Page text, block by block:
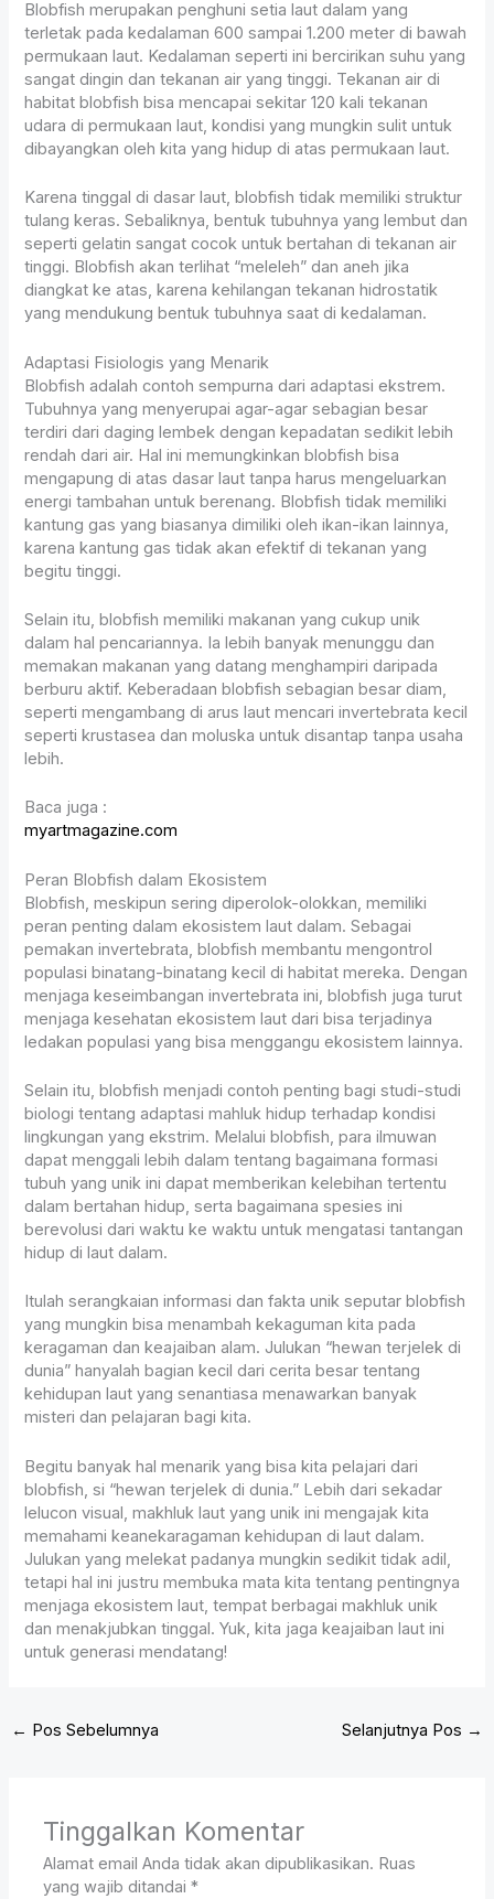
Blobfish merupakan penghuni setia laut dalam yang
terletak pada kedalaman 600 sampai 1.200 meter di bawah
permukaan laut. Kedalaman seperti ini bercirikan suhu yang
sangat dingin dan tekanan air yang tinggi. Tekanan air di
habitat blobfish bisa mencapai sekitar 120 kali tekanan
udara di permukaan laut, kondisi yang mungkin sulit untuk
dibayangkan oleh kita yang hidup di atas permukaan laut.
Karena tinggal di dasar laut, blobfish tidak memiliki struktur
tulang keras. Sebaliknya, bentuk tubuhnya yang lembut dan
seperti gelatin sangat cocok untuk bertahan di tekanan air
tinggi. Blobfish akan terlihat “meleleh” dan aneh jika
diangkat ke atas, karena kehilangan tekanan hidrostatik
yang mendukung bentuk tubuhnya saat di kedalaman.
Adaptasi Fisiologis yang Menarik
Blobfish adalah contoh sempurna dari adaptasi ekstrem.
Tubuhnya yang menyerupai agar-agar sebagian besar
terdiri dari daging lembek dengan kepadatan sedikit lebih
rendah dari air. Hal ini memungkinkan blobfish bisa
mengapung di atas dasar laut tanpa harus mengeluarkan
energi tambahan untuk berenang. Blobfish tidak memiliki
kantung gas yang biasanya dimiliki oleh ikan-ikan lainnya,
karena kantung gas tidak akan efektif di tekanan yang
begitu tinggi.
Selain itu, blobfish memiliki makanan yang cukup unik
dalam hal pencariannya. Ia lebih banyak menunggu dan
memakan makanan yang datang menghampiri daripada
berburu aktif. Keberadaan blobfish sebagian besar diam,
seperti mengambang di arus laut mencari invertebrata kecil
seperti krustasea dan moluska untuk disantap tanpa usaha
lebih.
Baca juga :
myartmagazine.com
Peran Blobfish dalam Ekosistem
Blobfish, meskipun sering diperolok-olokkan, memiliki
peran penting dalam ekosistem laut dalam. Sebagai
pemakan invertebrata, blobfish membantu mengontrol
populasi binatang-binatang kecil di habitat mereka. Dengan
menjaga keseimbangan invertebrata ini, blobfish juga turut
menjaga kesehatan ekosistem laut dari bisa terjadinya
ledakan populasi yang bisa menggangu ekosistem lainnya.
Selain itu, blobfish menjadi contoh penting bagi studi-studi
biologi tentang adaptasi mahluk hidup terhadap kondisi
lingkungan yang ekstrim. Melalui blobfish, para ilmuwan
dapat menggali lebih dalam tentang bagaimana formasi
tubuh yang unik ini dapat memberikan kelebihan tertentu
dalam bertahan hidup, serta bagaimana spesies ini
berevolusi dari waktu ke waktu untuk mengatasi tantangan
hidup di laut dalam.
Itulah serangkaian informasi dan fakta unik seputar blobfish
yang mungkin bisa menambah kekaguman kita pada
keragaman dan keajaiban alam. Julukan “hewan terjelek di
dunia” hanyalah bagian kecil dari cerita besar tentang
kehidupan laut yang senantiasa menawarkan banyak
misteri dan pelajaran bagi kita.
Begitu banyak hal menarik yang bisa kita pelajari dari
blobfish, si “hewan terjelek di dunia.” Lebih dari sekadar
lelucon visual, makhluk laut yang unik ini mengajak kita
memahami keanekaragaman kehidupan di laut dalam.
Julukan yang melekat padanya mungkin sedikit tidak adil,
tetapi hal ini justru membuka mata kita tentang pentingnya
menjaga ekosistem laut, tempat berbagai makhluk unik
dan menakjubkan tinggal. Yuk, kita jaga keajaiban laut ini
untuk generasi mendatang!
← Pos Sebelumnya Selanjutnya Pos →
Tinggalkan Komentar
Alamat email Anda tidak akan dipublikasikan. Ruas
yang wajib ditandai*